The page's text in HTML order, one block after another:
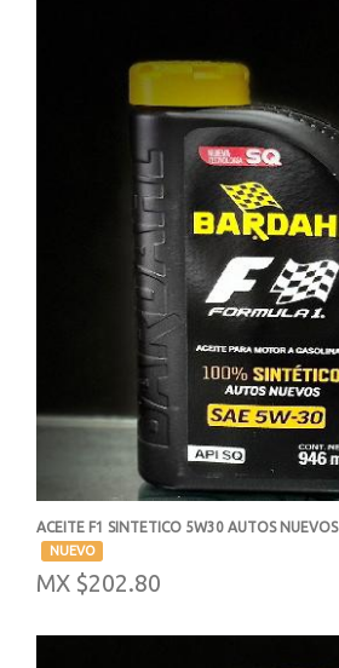
ACEITE F1 SINTETICO 5W30 AUTOS NUEVOS
NUEVO
MX $202.80